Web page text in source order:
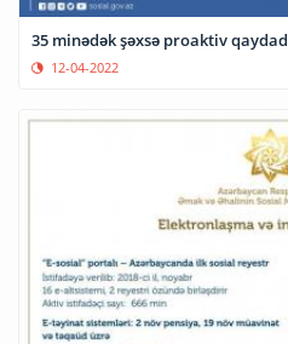
35 minədək şəxsə proaktiv
12-04-2022